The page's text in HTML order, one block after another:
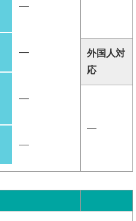
―
―
―
―
外国人対
応
―